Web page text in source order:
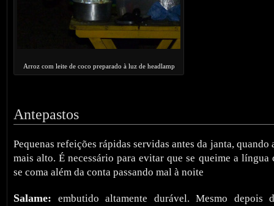
Arroz com leite de coco preparado à luz de headlamp
Antepastos
Pequenas refeições rápidas servidas antes da janta, quando
mais alto. É necessário para evitar que se queime a língua
se coma além da conta passando mal à noite
Salame: embutido altamente durável. Mesmo depois